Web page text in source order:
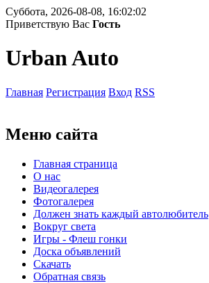
Суббота, 2026-08-08, 16:02:02
Приветствую Вас Гость
Urban Auto
Главная Регистрация Вход RSS
Меню сайта
Главная страница
О нас
Видеогалерея
Фотогалерея
Должен знать каждый автолюбитель
Вокруг света
Игры - Флеш гонки
Доска объявлений
Скачать
Обратная связь